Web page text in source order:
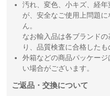
汚れ、変色、小キズ、経
が、安全なご使用上問題
ん。
なお輸入品は各ブランド
り、品質検査に合格した
外箱などの商品パッケー
い場合がございます。
ご返品・交換について